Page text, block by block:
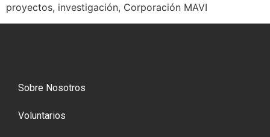
proyectos, investigación, Corporación MAVI
Sobre Nosotros
Voluntarios